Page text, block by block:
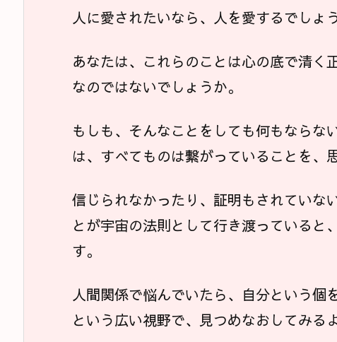
人に愛されたいなら、人を愛するでしょう
あなたは、これらのことは心の底で清く
なのではないでしょうか。
もしも、そんなことをしても何もならな
は、すべてものは繋がっていることを、
信じられなかったり、証明もされていな
とが宇宙の法則として行き渡っていると
す。
人間関係で悩んでいたら、自分という個
という広い視野で、見つめなおしてみる